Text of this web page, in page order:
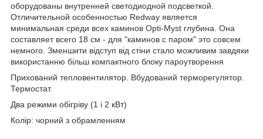
оборудованы внутренней светодиодной подсветкой.
Отличительной особенностью Redway является
минимальная среди всех каминов Opti-Myst глубина. Она
составляет всего 18 см - для "каминов с паром" это совсем
немного. Зменшити відступ від стіни стало можливим завдяки
використанню більш компактного блоку пароутворення
Прихований тепловентилятор. Вбудований терморегулятор.
Термостат.
Два режими обігріву (1 і 2 кВт)
Колір: чорний з обрамленням